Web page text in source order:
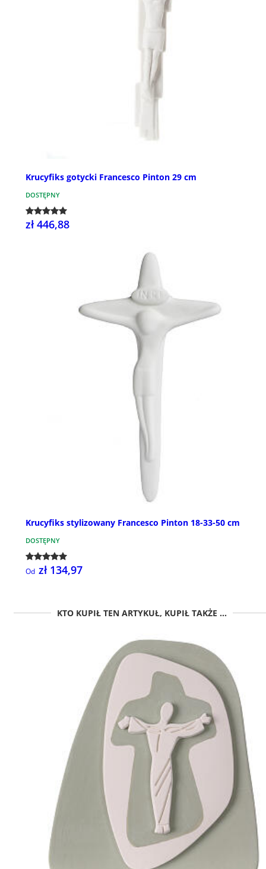
Krucyfiks gotycki Francesco Pinton 29 cm
DOSTĘPNY
zł 446,88
Krucyfiks stylizowany Francesco Pinton 18-33-50 cm
DOSTĘPNY
Od zł 134,97
KTO KUPIŁ TEN ARTYKUŁ, KUPIŁ TAKŻE ...